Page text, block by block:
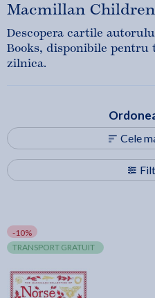
Macmillan
Descopera cartile
Books, disponibile
zilnica.
Cele
-10%
TRANSPORT GRATUIT